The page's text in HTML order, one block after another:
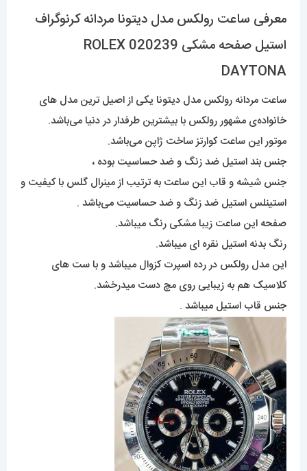
معرفی ساعت رولکس مدل دیتونا مردانه کرنوگراف
استیل صفحه مشکی 020239 ROLEX
DAYTONA
ساعت مردانه رولکس مدل دیتونا یکی از اصیل ترین مدل های
خانواده‌ی مشهور رولکس با بیشترین طرفدار در دنیا می‌باشد.
موتور این ساعت کوارتز ساخت ژاپن می‌باشد.
جنس بند استیل ضد زنگ و ضد حساسیت بوده ،
جنس شیشه و قاب این ساعت به ترتیب از مینرال گلس با کیفیت و
استینلس استیل ضد زنگ و ضد حساسیت می‌باشد .
صفحه این ساعت زیبا مشکی رنگ میباشد.
رنگ بدنه استیل نقره ای میباشد.
این مدل رولکس در رده اسپرت کزوال میباشد و با ست های
کلاسیک هم به زیبایی روی مچ دست میدرخشد.
جنس قاب استیل میباشد .